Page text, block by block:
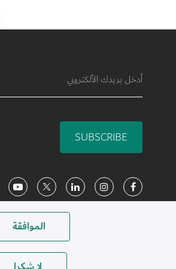
SUBSCRIBE
Social Media
الموافقة